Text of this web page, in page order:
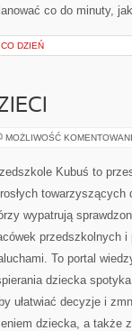
co do minuty,
DZIEŃ
MOŻLIWOŚĆ
Kubuś to
wypatrują
przedszkolnych i
To portal
dziecka
ułatwiać decyzje i
dziecka, a także